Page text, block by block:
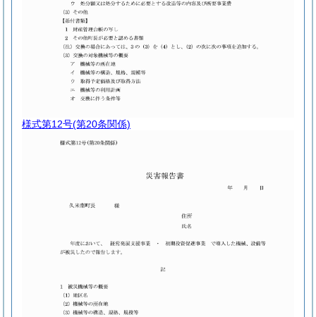
様式第12号(第20条関係)